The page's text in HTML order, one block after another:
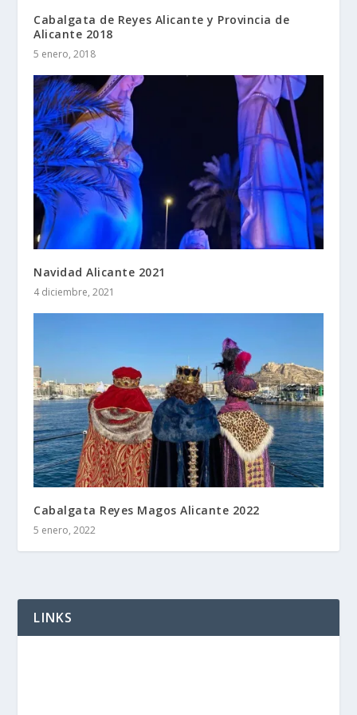
Cabalgata de Reyes Alicante y Provincia de
Alicante 2018
5 enero, 2018
Navidad Alicante 2021
4 diciembre, 2021
Cabalgata Reyes Magos Alicante 2022
5 enero, 2022
LINKS